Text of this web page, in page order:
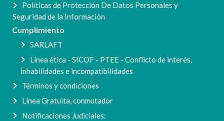
Políticas de Protección De Datos Personales y
Seguridad de la Información
Cumplimiento
SARLAFT
Línea ética - SICOF - PTEE - Conflicto de interés,
inhabilidades e incompatibilidades
Términos y condiciones
Línea Gratuita, conmutador
Notificaciones Judiciales: